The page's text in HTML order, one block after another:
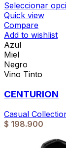
Seleccionar
Quick view
Compare
Add to wishlist
Azul
Miel
Negro
Vino Tinto
CENTURION
Casual
$ 198.900